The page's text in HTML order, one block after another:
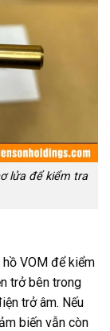
lửa để kiểm tra
VOM để kiểm
trở bên trong
trở âm. Nếu
biến vẫn còn